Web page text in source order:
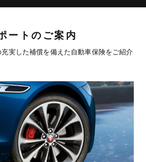
ートのご案内
実した補償を備えた自動車保険をご紹介